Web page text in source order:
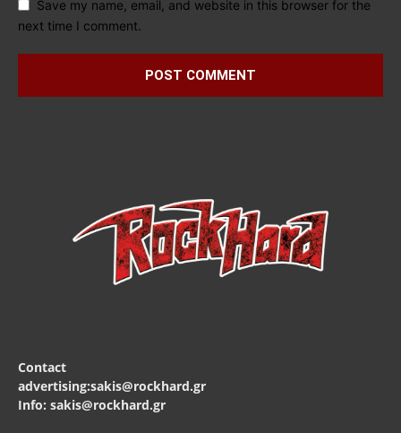
Save my name, email, and website in this browser for the
next time I comment.
Contact
advertising:sakis@rockhard.gr
Info: sakis@rockhard.gr